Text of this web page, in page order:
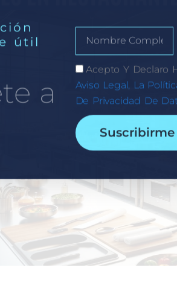
útil
a
Acepto Y Declaro
Aviso Legal, La
De Privacidad De
Suscribirme